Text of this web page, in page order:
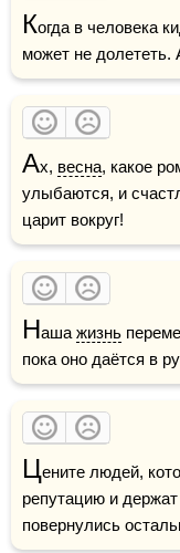
Когда в человека
может не долететь.
Ах, весна, какое
улыбаются, и
царит вокруг!
Наша жизнь
пока оно даётся в
Цените людей,
репутацию и
повернулись